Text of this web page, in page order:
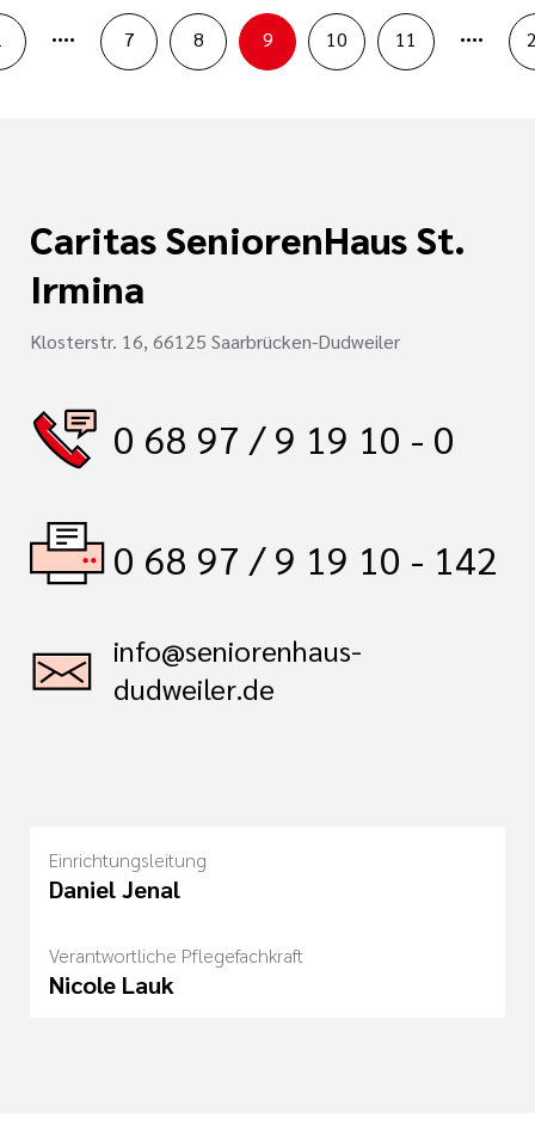
.... 7 8 9 10 11 ....
Caritas SeniorenHaus St.
Irmina
Klosterstr. 16, 66125 Saarbrücken-Dudweiler
0 68 97 / 9 19 10 - 0
0 68 97 / 9 19 10 - 142
info@seniorenhaus-
dudweiler.de
Einrichtungsleitung
Daniel Jenal
Verantwortliche Pflegefachkraft
Nicole Lauk